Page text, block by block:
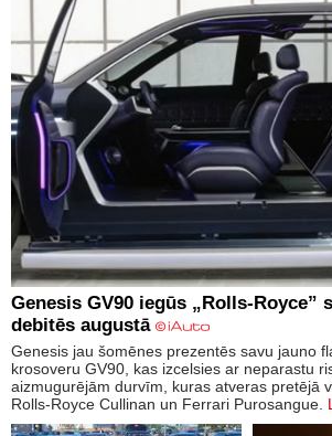
Genesis GV90 iegūs „Rolls-Royce”
debitēs augustā
Genesis jau šomēnes prezentēs savu jauno
krosoveru GV90, kas izcelsies ar neparastu
aizmugurējām durvīm, kuras atveras pretējā
Rolls-Royce Cullinan un Ferrari Purosangue.